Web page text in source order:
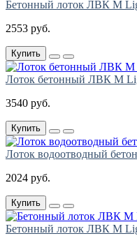
Бетонный лоток ЛВК М
2553 руб.
Купить
Лоток бетонный ЛВК М
3540 руб.
Купить
Лоток водоотводный
2024 руб.
Купить
Бетонный лоток ЛВК М